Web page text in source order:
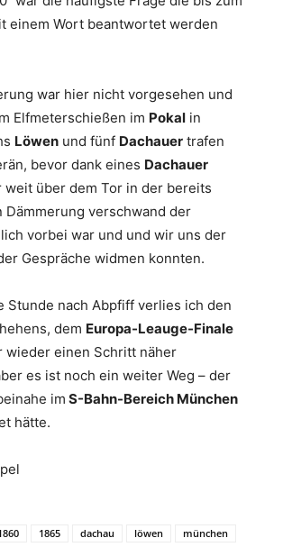
einem Wort beantwortet werden
war hier nicht vorgesehen und
Elfmeterschießen im Pokal in
Löwen und fünf Dachauer trafen
bevor dank eines Dachauer
weit über dem Tor in der bereits
Dämmerung verschwand der
vorbei war und und wir uns der
Gespräche widmen konnten.
Stunde nach Abpfiff verlies ich den
dem Europa-Leauge-Finale
wieder einen Schritt näher
es ist noch ein weiter Weg – der
im S-Bahn-Bereich München
hätte.
1865 dachau löwen
münchen